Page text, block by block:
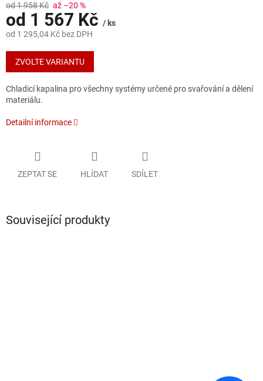
od 1 958 Kč až –20 %
od 1 567 Kč / ks
od 1 295,04 Kč bez DPH
Měrná
cena:
ZVOLTE VARIANTU
Chladicí kapalina pro všechny systémy určené pro svařování a dělení
materiálu.
Detailní informace
ZEPTAT SE HLÍDAT SDÍLET
Související produkty